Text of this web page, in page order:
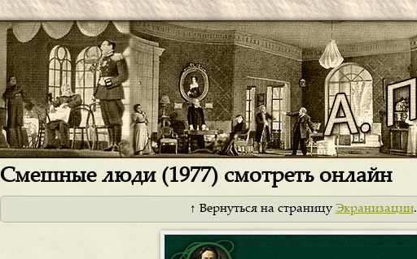
Смешные люди (1977) смотреть онлайн
↑ Вернуться на страницу Экранизации.